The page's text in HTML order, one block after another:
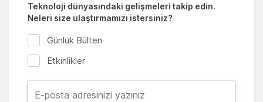
Teknoloji dünyasındaki gelişmeleri takip edin.
Neleri size ulaştırmamızı istersiniz?
Günlük Bülten
Etkinlikler